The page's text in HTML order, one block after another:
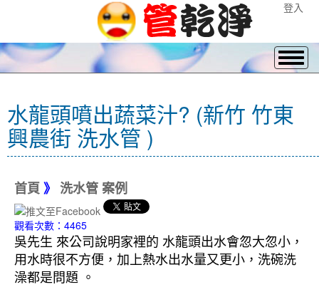
登入
水龍頭噴出蔬菜汁? (新竹 竹東
興農街 洗水管 )
首頁 》 洗水管 案例
觀看次數：4465
吳先生 來公司說明家裡的 水龍頭出水會忽大忽小，
用水時很不方便，加上熱水出水量又更小，洗碗洗
澡都是問題 。